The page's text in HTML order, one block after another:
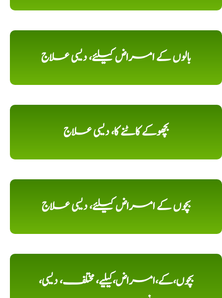
بالوں کے امراض کیلئے، دیسی علاج
بچھوکے کاٹنے کا، دیسی علاج
بچوں کے امراض کیلئے، دیسی علاج
بچوں،کے،امراض،کیلیے، مختلف، دیسی،